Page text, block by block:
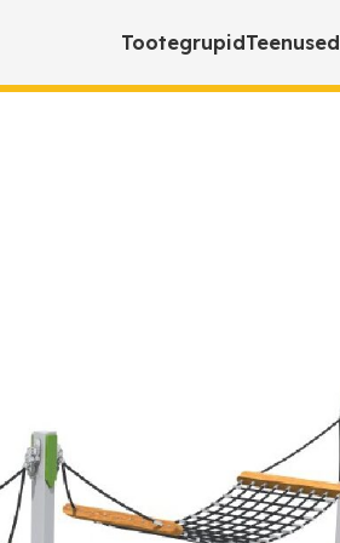
TootegrupidTeenused